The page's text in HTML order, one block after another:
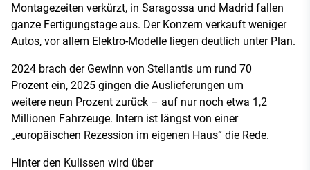
Montagezeiten verkürzt, in Saragossa und Madrid fallen
ganze Fertigungstage aus. Der Konzern verkauft weniger
Autos, vor allem Elektro-Modelle liegen deutlich unter Plan.
2024 brach der Gewinn von Stellantis um rund 70
Prozent ein, 2025 gingen die Auslieferungen um
weitere neun Prozent zurück – auf nur noch etwa 1,2
Millionen Fahrzeuge. Intern ist längst von einer
„europäischen Rezession im eigenen Haus“ die Rede.
Hinter den Kulissen wird über